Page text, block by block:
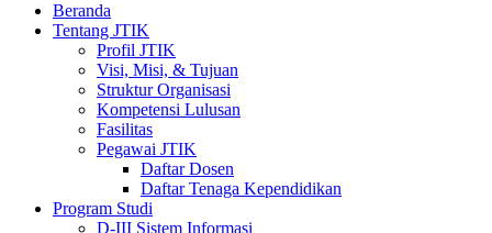
Beranda
Tentang JTIK
Profil JTIK
Visi, Misi, & Tujuan
Struktur Organisasi
Kompetensi Lulusan
Fasilitas
Pegawai JTIK
Daftar Dosen
Daftar Tenaga Kependidikan
Program Studi
D-III Sistem Informasi